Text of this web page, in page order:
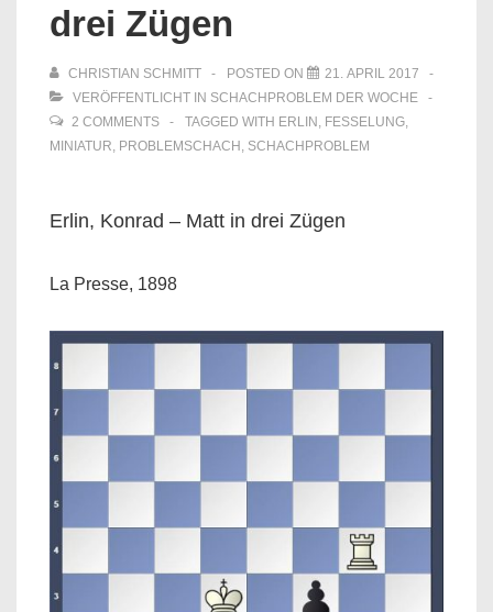
drei Zügen
CHRISTIAN SCHMITT POSTED ON
21. APRIL 2017
VERÖFFENTLICHT IN SCHACHPROBLEM DER WOCHE
2 COMMENTS
TAGGED WITH ERLIN , FESSELUNG,
MINIATUR, PROBLEMSCHACH , SCHACHPROBLEM
Erlin, Konrad – Matt in drei Zügen
La Presse, 1898